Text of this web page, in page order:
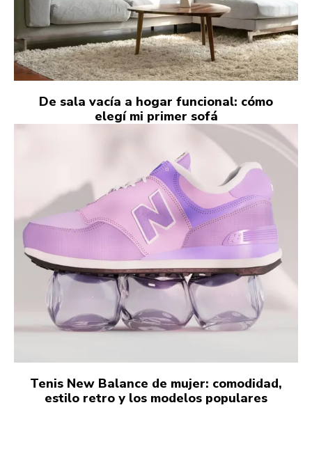
De sala vacía a hogar funcional: cómo
elegí mi primer sofá
Tenis New Balance de mujer: comodidad,
estilo retro y los modelos populares